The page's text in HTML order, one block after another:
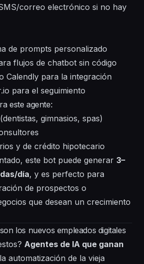
correo electrónico si no hay
de prompts personalizado
flujos de chatbot sin código
Calendly para la integración
para el seguimiento
este agente:
gimnasios, spas)
y de crédito hipotecario
este bot puede generar 3–
día, y es perfecto para
de prospectos o
que desean un crecimiento
los nuevos empleados digitales
Agentes de IA que ganan
automatización de la vieja